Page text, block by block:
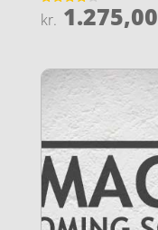
Vurderet
4
kr. 1.275,00